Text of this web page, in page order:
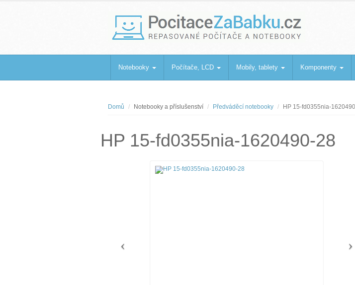
PocitaceZaBabku.cz
Repasované počítače a notebooky
Notebooky Počítače, LCD Mobily, tablety Komponenty
Domů Notebooky a příslušenství Předváděcí notebooky HP 15-fd0355nia-
HP 15-fd0355nia-1620490-28